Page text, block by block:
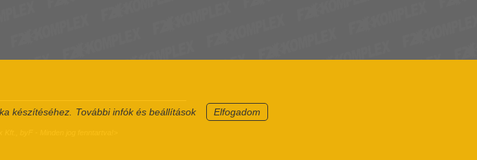
készítéséhez. További infók és beállítások Elfogadom